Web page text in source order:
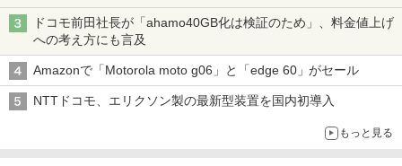
穴と楽天モバイルの課題
ドコモ前田社長が「ahamo40GB化は検証のため」、料金値上げ
への考え方にも言及
Amazonで「Motorola moto g06」と「edge 60」がセール
NTTドコモ、エリクソン製の最新型装置を国内初導入
もっと見る